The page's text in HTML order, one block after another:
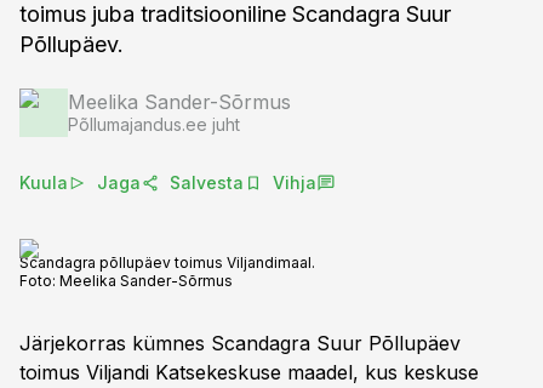
toimus juba traditsiooniline Scandagra Suur
Põllupäev.
Meelika Sander-Sõrmus
Põllumajandus.ee juht
Kuula Jaga Salvesta Vihja
Scandagra põllupäev toimus Viljandimaal.
Foto: Meelika Sander-Sõrmus
Järjekorras kümnes Scandagra Suur Põllupäev
toimus Viljandi Katsekeskuse maadel, kus keskuse